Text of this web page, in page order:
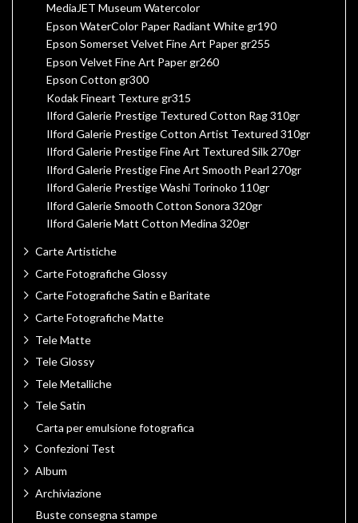
MediaJET Museum Watercolor
Epson WaterColor Paper Radiant White gr190
Epson Somerset Velvet Fine Art Paper gr255
Epson Velvet Fine Art Paper gr260
Epson Cotton gr300
Kodak Fineart Texture gr315
Ilford Galerie Prestige Textured Cotton Rag 310gr
Ilford Galerie Prestige Cotton Artist Textured 310gr
Ilford Galerie Prestige Fine Art Textured Silk 270gr
Ilford Galerie Prestige Fine Art Smooth Pearl 270gr
Ilford Galerie Prestige Washi Torinoko 110gr
Ilford Galerie Smooth Cotton Sonora 320gr
Ilford Galerie Matt Cotton Medina 320gr
Carte Artistiche
Carte Fotografiche Glossy
Carte Fotografiche Satin e Baritate
Carte Fotografiche Matte
Tele Matte
Tele Glossy
Tele Metalliche
Tele Satin
Carta per emulsione fotografica
Confezioni Test
Album
Archiviazione
Buste consegna stampe